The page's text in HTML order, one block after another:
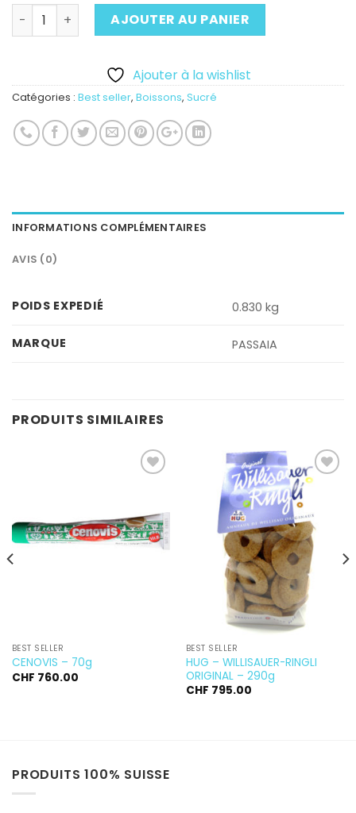
Quantité AJOUTER AU PANIER
Ajouter à la wishlist
Catégories : Best seller, Boissons, Sucré
INFORMATIONS COMPLÉMENTAIRES
AVIS (0)
POIDS EXPEDIÉ 0.830 kg
MARQUE PASSAIA
PRODUITS SIMILAIRES
Ajouter
à la
wishlist
BEST SELLER
CENOVIS – 70g
CHF 760.00
Ajouter
à la
wishlist
BEST SELLER
HUG – WILLISAUER-RINGLI
ORIGINAL – 290g
CHF 795.00
PRODUITS 100% SUISSE